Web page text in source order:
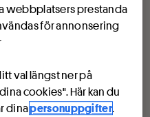
webbplatsers prestanda
för annonsering
val längst ner på
cookies". Här kan du
dinapersonuppgifter.